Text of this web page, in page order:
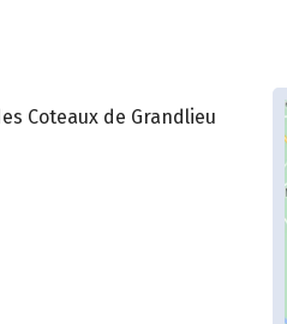
Grandlieu